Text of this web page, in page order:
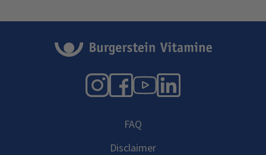
Instagram
Facebook
YouTube
LinkedIn
FAQ
Disclaimer